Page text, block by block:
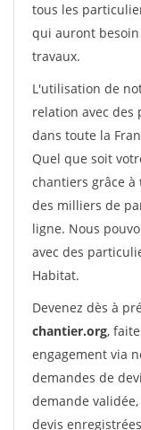
tous les
qui auront
travaux.
L'utilisation de
relation avec des
dans toute la
Quel que soit
chantiers grâce à
des milliers de
ligne. Nous
avec des
Habitat.
Devenez dès à
chantier.org,
engagement via
demandes de
demande
devis